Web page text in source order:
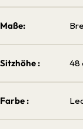
Maße:
Sitzhöhe : 48
Farbe :